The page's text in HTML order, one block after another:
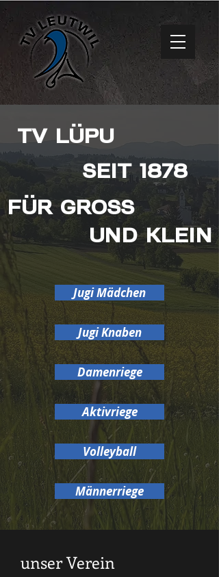
TV LÜPU
SEIT 1878
FÜR GROSS
UND KLEIN
Jugi Mädchen
Jugi Knaben
Damenriege
Aktivriege
Volleyball
Männerriege
unser Verein